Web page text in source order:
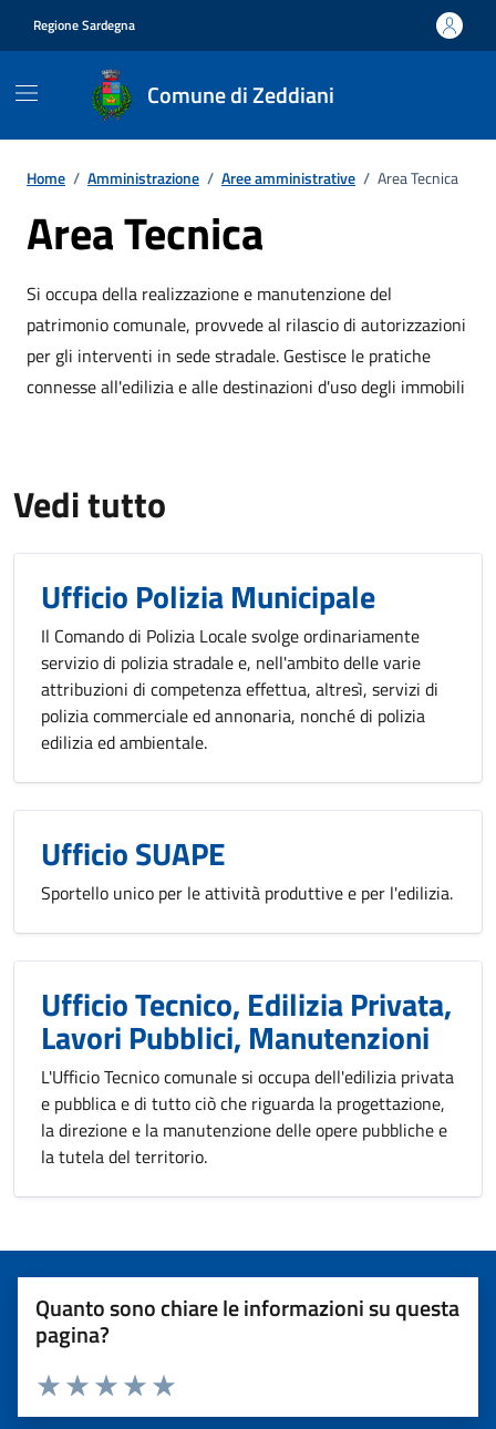
Regione Sardegna
Comune di Zeddiani
Home / Amministrazione / Aree amministrative / Area Tecnica
Area Tecnica
Si occupa della realizzazione e manutenzione del
patrimonio comunale, provvede al rilascio di autorizzazioni
per gli interventi in sede stradale. Gestisce le pratiche
connesse all'edilizia e alle destinazioni d'uso degli immobili
Vedi tutto
Ufficio Polizia Municipale
Il Comando di Polizia Locale svolge ordinariamente
servizio di polizia stradale e, nell'ambito delle varie
attribuzioni di competenza effettua, altresì, servizi di
polizia commerciale ed annonaria, nonché di polizia
edilizia ed ambientale.
Ufficio SUAPE
Sportello unico per le attività produttive e per l'edilizia.
Ufficio Tecnico, Edilizia Privata,
Lavori Pubblici, Manutenzioni
L'Ufficio Tecnico comunale si occupa dell'edilizia privata
e pubblica e di tutto ciò che riguarda la progettazione,
la direzione e la manutenzione delle opere pubbliche e
la tutela del territorio.
Quanto sono chiare le informazioni su questa
pagina?
Valuta 5 stelle su 5
Valuta 4 stelle su 5
Valuta 3 stelle su 5
Valuta 2 stelle su 5
Valuta 1 stelle su 5